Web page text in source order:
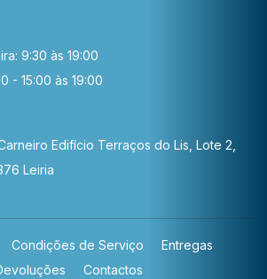
9:30 às 19:00
- 15:00 às 19:00
Edifício Terraços do Lis, Lote 2,
Leiria
Condições de Serviço
Entregas
Contactos